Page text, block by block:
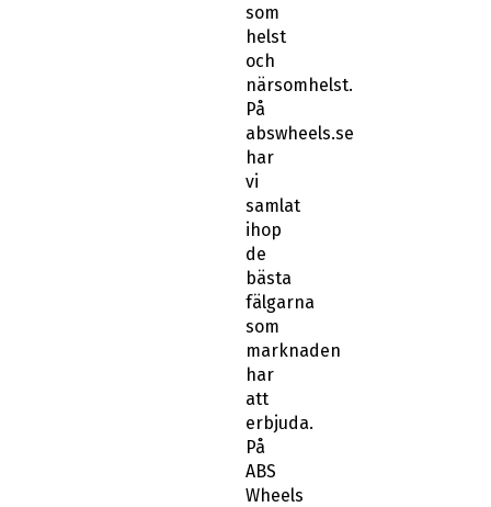
som
helst
och
närsomhelst.
På
abswheels.se
har
vi
samlat
ihop
de
bästa
fälgarna
som
marknaden
har
att
erbjuda.
På
ABS
Wheels